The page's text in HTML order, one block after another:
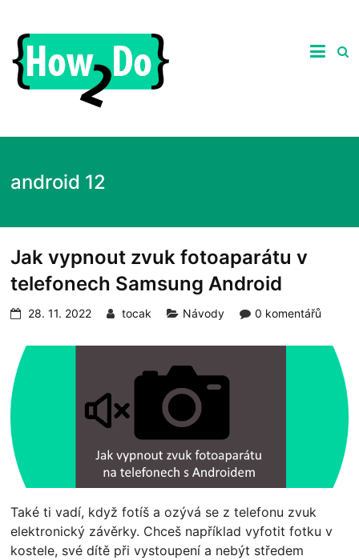
content
Praktické
tipy
zajímavých
produktů
na
ně.
android 12
Jak vypnout zvuk fotoaparátu v
telefonech Samsung Android
28. 11. 2022 tocak Návody 0 komentářů
Také ti vadí, když fotíš a ozývá se z telefonu zvuk
elektronický závěrky. Chceš například vyfotit fotku v
kostele, své dítě při vystoupení a nebýt středem